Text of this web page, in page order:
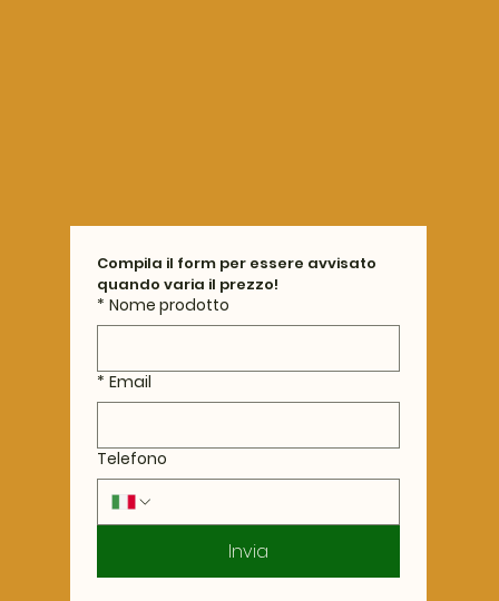
Compila il form per essere avvisato
quando varia il prezzo!
* Nome prodotto
* Email
Telefono
Invia